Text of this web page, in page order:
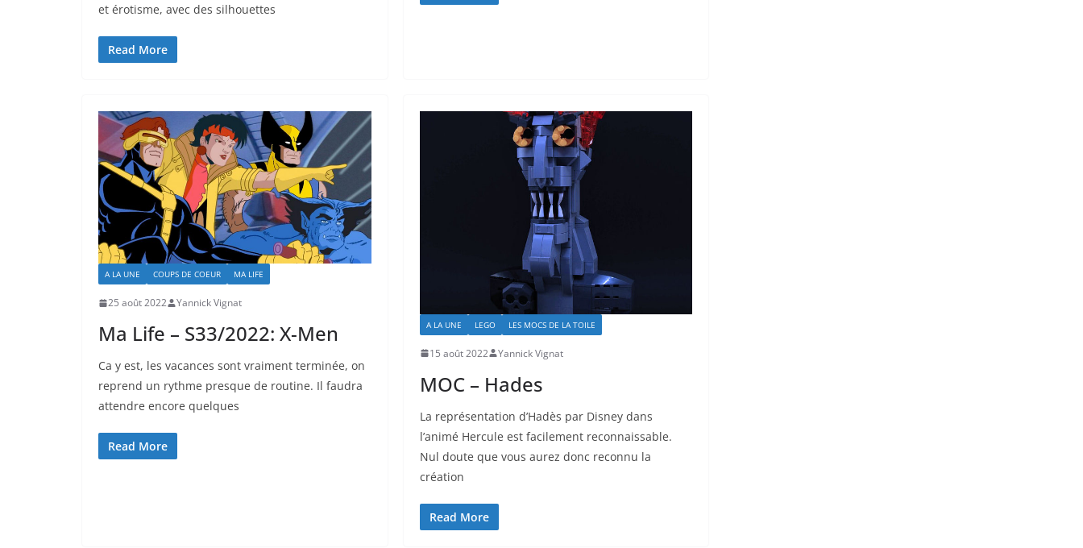
et érotisme, avec des silhouettes
Read More
A LA UNE COUPS DE COEUR MA LIFE
25 août 2022 Yannick Vignat
Ma Life – S33/2022: X-Men
Ca y est, les vacances sont vraiment terminée, on
reprend un rythme presque de routine. Il faudra
attendre encore quelques
Read More
A LA UNE LEGO LES MOCS DE LA TOILE
15 août 2022 Yannick Vignat
MOC – Hades
La représentation d’Hadès par Disney dans
l’animé Hercule est facilement reconnaissable.
Nul doute que vous aurez donc reconnu la
création
Read More